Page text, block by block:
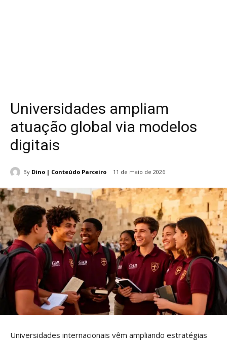
Universidades ampliam
atuação global via modelos
digitais
By Dino | Conteúdo Parceiro 11 de maio de 2026
Universidades internacionais vêm ampliando estratégias